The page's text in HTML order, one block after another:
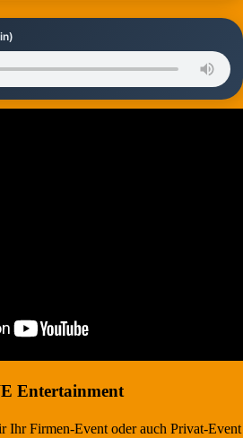
Entertainment
Ihr Firmen-Event oder auch Privat-Event